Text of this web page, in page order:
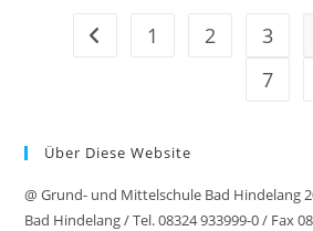
Gehe zur vorherigen Seite
1 2 3
7
Über Diese Website
@ Grund- und Mittelschule Bad Hindelang
Bad Hindelang / Tel. 08324 933999-0 / Fax